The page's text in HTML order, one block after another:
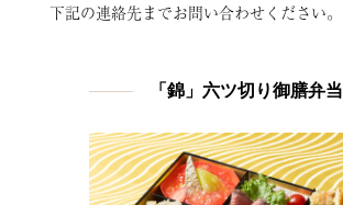
下記の連絡先までお問い合わせください。
「錦」六ツ切り御膳弁当